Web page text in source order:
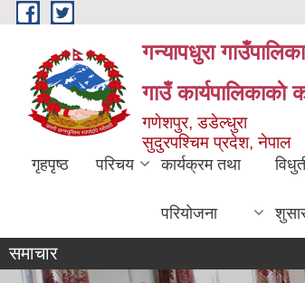
Skip to main content
गन्यापधुरा गाउँपालिका
गाउँ कार्यपालिकाकाे
गणेशपुर, डडेल्धुरा
सुदुरपश्चिम प्रदेश, नेपाल
गृहपृष्ठ परिचय कार्यक्रम तथा
परियोजना
समाचार